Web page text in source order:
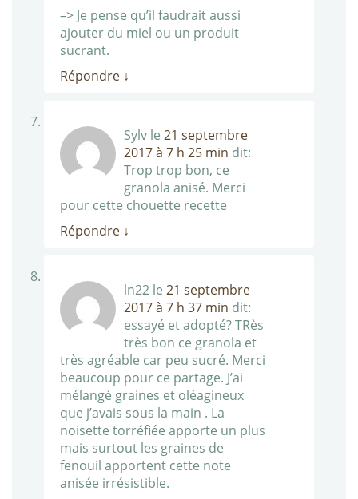
–> Je pense qu’il faudrait aussi
ajouter du miel ou un produit
sucrant.
Répondre ↓
Sylv le 21 septembre
2017 à 7 h 25 min dit:
Trop trop bon, ce
granola anisé. Merci
pour cette chouette recette
Répondre ↓
ln22 le 21 septembre
2017 à 7 h 37 min dit:
essayé et adopté? TRès
très bon ce granola et
très agréable car peu sucré. Merci
beaucoup pour ce partage. J’ai
mélangé graines et oléagineux
que j’avais sous la main . La
noisette torréfiée apporte un plus
mais surtout les graines de
fenouil apportent cette note
anisée irrésistible.